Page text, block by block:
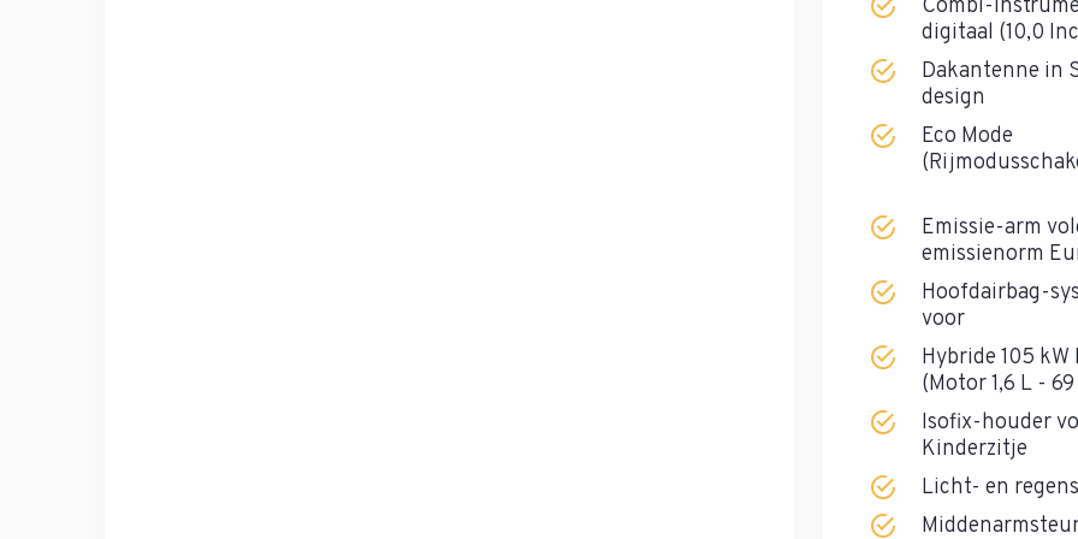
Combi-
digitaal (10,0
Dakantenne in
design
Eco Mode
Emissie-arm
emissienorm
Hoofdairbag-
voor
Hybride 105 kW
(Motor 1,6 L -
Isofix-houder
Kinderzitje
Licht- en